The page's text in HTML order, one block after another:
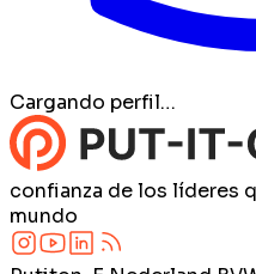
Cargando perfil…
confianza de los líderes
mundo